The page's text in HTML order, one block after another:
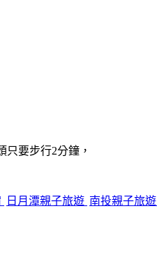
要步行2分鐘，
日月潭親子旅遊 南投親子旅遊